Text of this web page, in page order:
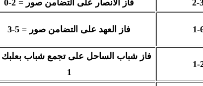
فاز الانصار على التضامن صور = 2-0
فاز العهد على التضامن صور = 5-3
فاز شباب الساحل على تجمع شباب بعلبك
1